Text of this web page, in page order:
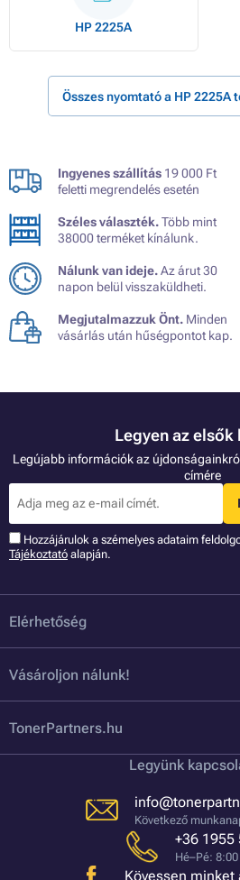
HP 2225A
Összes nyomtató a HP 2225A
Ingyenes szállítás 19 000 Ft
feletti megrendelés esetén
Széles választék.Több mint
38000 terméket kínálunk.
Nálunk van ideje.Az árut 30
napon belül visszaküldheti.
Megjutalmazzuk Önt. Minden
vásárlás után hűségpontot kap.
Legyen az
Legújabb információk az
címére
Hozzájárulok a szémelyes adataim
Tájékoztató alapján.
Elérhetőség
Vásároljon nálunk!
TonerPartners.hu
Legyünk
Következő
+36 1955
Hé–Pé:
Kövessen minket